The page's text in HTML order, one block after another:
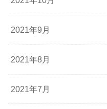
2021年9月
2021年8月
2021年7月